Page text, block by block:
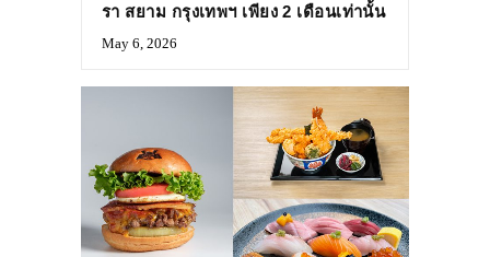
รา สยาม กรุงเทพฯ เพียง 2 เดือนเท่านั้น
May 6, 2026